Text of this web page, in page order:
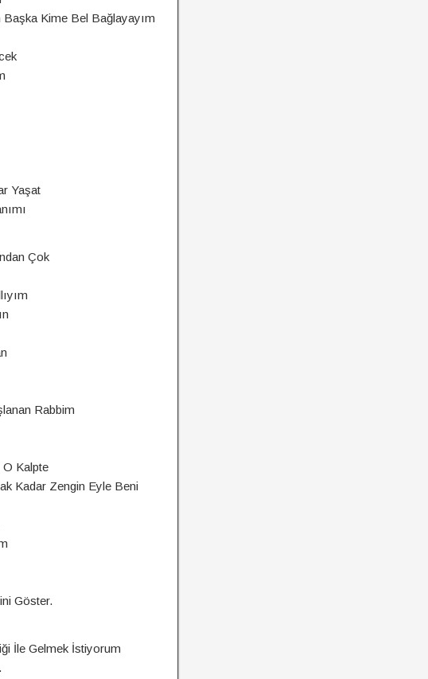
Başka Kime Bel Bağlayayım
Yaşat
Çok
Rabbim
Kalpte
Kadar Zengin Eyle Beni
Göster.
İle Gelmek İstiyorum